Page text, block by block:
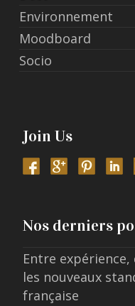
Environnement
Moodboard
Socio
Join Us
Nos derniers
Entre
les nouveaux
française